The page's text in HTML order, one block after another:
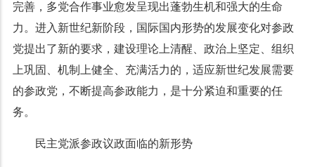
完善，多党合作事业愈发呈现出蓬勃生机和强大的生命
力。进入新世纪新阶段，国际国内形势的发展变化对参政
党提出了新的要求，建设理论上清醒、政治上坚定、组织
上巩固、机制上健全、充满活力的，适应新世纪发展需要
的参政党，不断提高参政能力，是十分紧迫和重要的任
务。
民主党派参政议政面临的新形势